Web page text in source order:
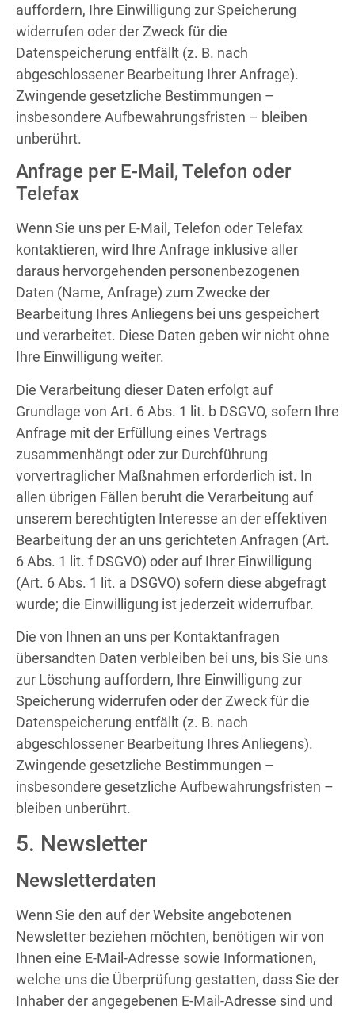
auffordern, Ihre Einwilligung zur Speicherung
widerrufen oder der Zweck für die
Datenspeicherung entfällt (z. B. nach
abgeschlossener Bearbeitung Ihrer Anfrage).
Zwingende gesetzliche Bestimmungen –
insbesondere Aufbewahrungsfristen – bleiben
unberührt.
Anfrage per E-Mail, Telefon oder
Telefax
Wenn Sie uns per E-Mail, Telefon oder Telefax
kontaktieren, wird Ihre Anfrage inklusive aller
daraus hervorgehenden personenbezogenen
Daten (Name, Anfrage) zum Zwecke der
Bearbeitung Ihres Anliegens bei uns gespeichert
und verarbeitet. Diese Daten geben wir nicht ohne
Ihre Einwilligung weiter.
Die Verarbeitung dieser Daten erfolgt auf
Grundlage von Art. 6 Abs. 1 lit. b DSGVO, sofern Ihre
Anfrage mit der Erfüllung eines Vertrags
zusammenhängt oder zur Durchführung
vorvertraglicher Maßnahmen erforderlich ist. In
allen übrigen Fällen beruht die Verarbeitung auf
unserem berechtigten Interesse an der effektiven
Bearbeitung der an uns gerichteten Anfragen (Art.
6 Abs. 1 lit. f DSGVO) oder auf Ihrer Einwilligung
(Art. 6 Abs. 1 lit. a DSGVO) sofern diese abgefragt
wurde; die Einwilligung ist jederzeit widerrufbar.
Die von Ihnen an uns per Kontaktanfragen
übersandten Daten verbleiben bei uns, bis Sie uns
zur Löschung auffordern, Ihre Einwilligung zur
Speicherung widerrufen oder der Zweck für die
Datenspeicherung entfällt (z. B. nach
abgeschlossener Bearbeitung Ihres Anliegens).
Zwingende gesetzliche Bestimmungen –
insbesondere gesetzliche Aufbewahrungsfristen –
bleiben unberührt.
5. Newsletter
Newsletter­daten
Wenn Sie den auf der Website angebotenen
Newsletter beziehen möchten, benötigen wir von
Ihnen eine E-Mail-Adresse sowie Informationen,
welche uns die Überprüfung gestatten, dass Sie der
Inhaber der angegebenen E-Mail-Adresse sind und